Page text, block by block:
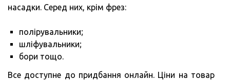
насадки. Серед них, крім фрез:
полірувальники;
шліфувальники;
бори тощо.
Все доступне до придбання онлайн. Ціни на товар